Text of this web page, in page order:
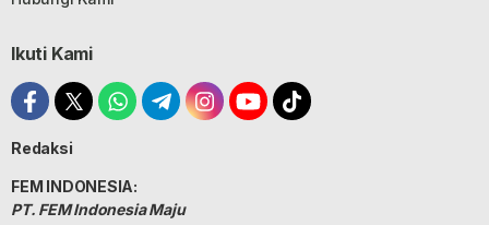
Ikuti Kami
Redaksi
FEM INDONESIA:
PT. FEM Indonesia Maju